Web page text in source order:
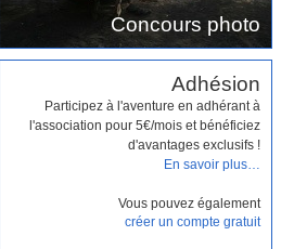
Concours photo
Adhésion
Participez à l'aventure en adhérant à
l'association pour 5€/mois et bénéficiez
d'avantages exclusifs !
En savoir plus…
Vous pouvez également
créer un compte gratuit